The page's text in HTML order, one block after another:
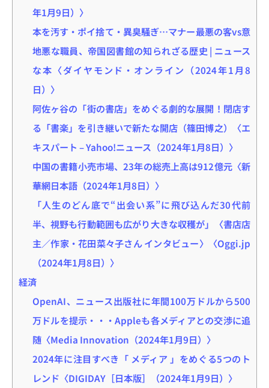
年1月9日）〉
本を汚す・ポイ捨て・異臭騒ぎ…マナー最悪の客vs意
地悪な職員、帝国図書館の知られざる歴史 | ニュース
な本〈ダイヤモンド・オンライン（2024年1月8
日）〉
阿佐ヶ谷の「街の書店」をめぐる劇的な展開！閉店す
る「書楽」を引き継いで新たな開店（篠田博之）〈エ
キスパート – Yahoo!ニュース（2024年1月8日）〉
中国の書籍小売市場、23年の総売上高は912億元〈新
華網日本語（2024年1月8日）〉
「人生のどん底で“出会い系”に飛び込んだ30代前
半、視野も行動範囲も広がり大きな収穫が」〈書店店
主／作家・花田菜々子さん インタビュー〉〈Oggi.jp
（2024年1月8日）〉
経済
OpenAI、ニュース出版社に年間100万ドルから500
万ドルを提示・・・Appleも各メディアとの交渉に追
随〈Media Innovation（2024年1月9日）〉
2024年に注目すべき「 メディア 」をめぐる5つのト
レンド〈DIGIDAY［日本版］（2024年1月9日）〉